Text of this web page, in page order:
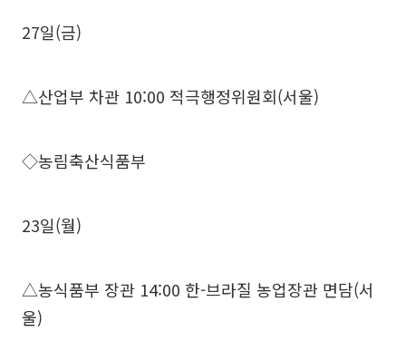
27일(금)
△산업부 차관 10:00 적극행정위원회(서울)
◇농림축산식품부
23일(월)
△농식품부 장관 14:00 한-브라질 농업장관 면담(서
울)